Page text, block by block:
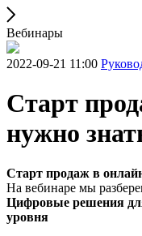
Вебинары
2022-09-21 11:00
Старт
нужно
Старт продаж в
На вебинаре мы
Цифровые решения
уровня